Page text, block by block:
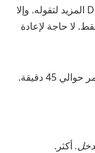
سنقوم بتحديث تغطيتنا إذا كان لدى Discord المزيد لتقوله. وإلا
لا حاجة لإعادة
45 دقيقة.
أكثر.